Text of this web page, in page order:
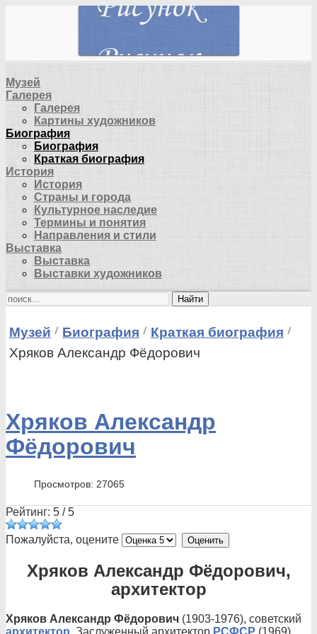
Музей
Галерея
Галерея
Картины художников
Биография
Биография
Краткая биография
История
История
Страны и города
Культурное наследие
Термины и понятия
Направления и стили
Выставка
Выставка
Выставки художников
Найти
Музей Биография
Краткая биография
Хряков Александр Фёдорович
Хряков Александр
Фёдорович
Просмотров: 27065
Рейтинг: 5 /5
Пожалуйста, оцените
Хряков Александр Фёдорович,
архитектор
Хряков Александр Фёдорович (1903-1976), советский
архитектор . Заслуженный архитектор РСФСР (1969).